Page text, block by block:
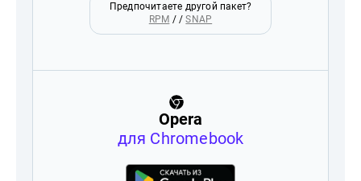
Предпочитаете другой пакет?
RPM / /SNAP
Opera
для Chromebook